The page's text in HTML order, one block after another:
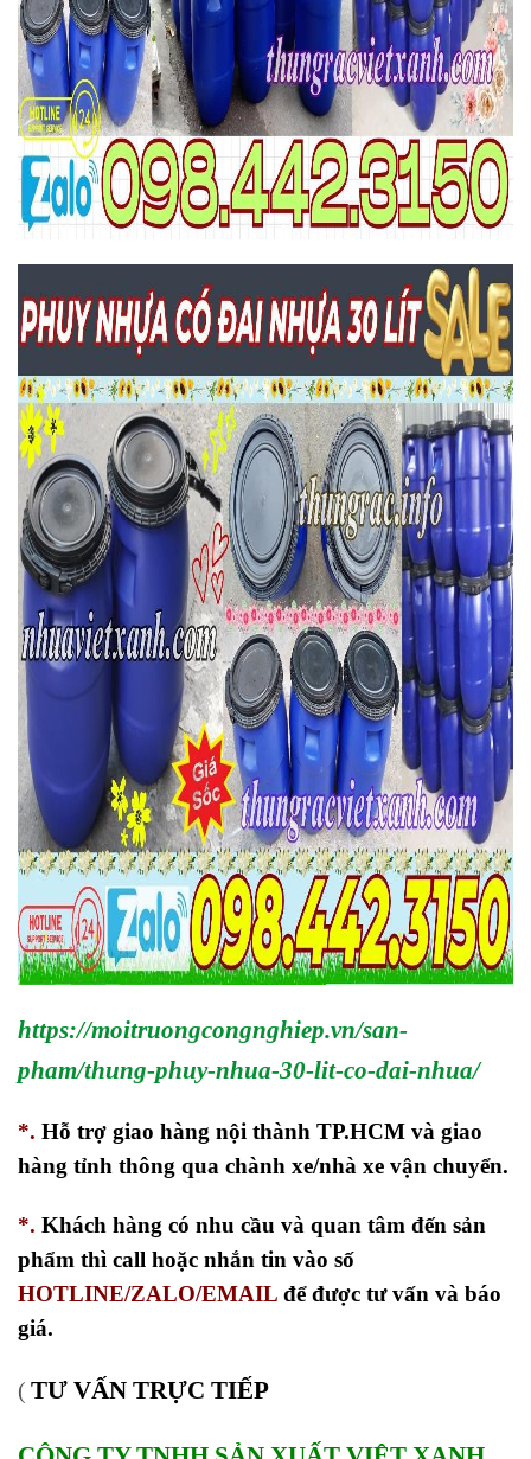
https://moitruongcongnghiep.vn/san-
pham/thung-phuy-nhua-30-lit-co-dai-nhua/
*. Hỗ trợ giao hàng nội thành TP.HCM và giao
hàng tỉnh thông qua chành xe/nhà xe vận chuyển.
*. Khách hàng có nhu cầu và quan tâm đến sản
phẩm thì call hoặc nhắn tin vào số
HOTLINE/ZALO/EMAIL để được tư vấn và báo
giá.
( TƯ VẤN TRỰC TIẾP